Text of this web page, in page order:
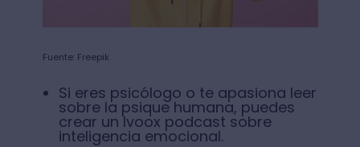
Fuente: Freepik
Si eres psicólogo o te apasiona leer
sobre la psique humana, puedes
crear un Ivoox podcast sobre
inteligencia emocional.